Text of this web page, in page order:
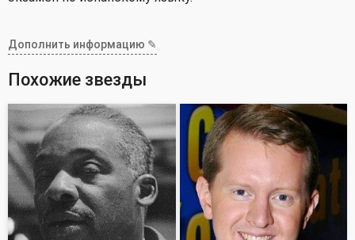
Дополнить информацию ✎
Похожие звезды